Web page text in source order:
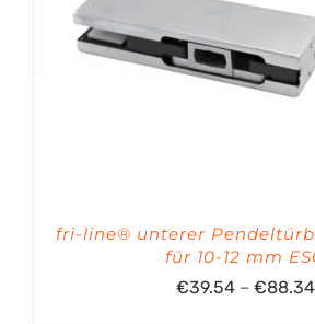
fri-line® unterer
für 10-12 mm
€39.54 – €88.34